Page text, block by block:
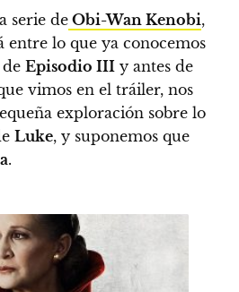
serie de Obi-Wan Kenobi,
entre lo que ya conocemos
Episodio III y antes de
vimos en el tráiler, nos
exploración sobre lo
Luke, y suponemos que
.